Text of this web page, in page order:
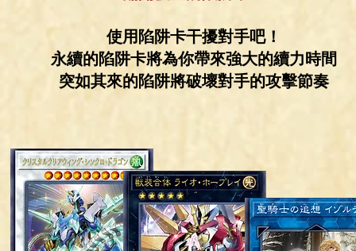
使用陷阱卡干擾對手吧！
永續的陷阱卡將為你帶來強大的續力時間
突如其來的陷阱將破壞對手的攻擊節奏